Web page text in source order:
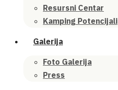
Resursni Centar
Kamping Potencijali
Galerija
Foto Galerija
Press